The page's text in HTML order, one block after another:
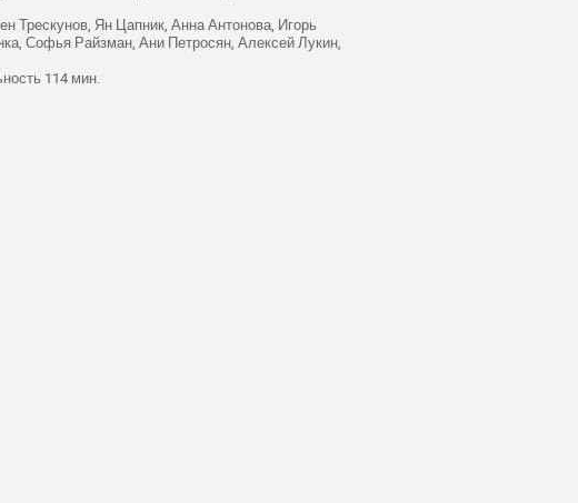
Трескунов, Ян Цапник, Анна Антонова, Игорь
Софья Райзман, Ани Петросян, Алексей Лукин,
114 мин.